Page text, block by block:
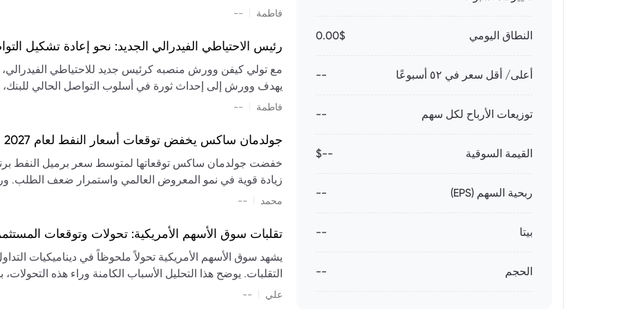
النطاق اليومي 0.00$
أعلى/ أقل سعر في ٥٢ أسبوعًا --
توزيعات الأرباح لكل سهم --
القيمة السوقية --$
ربحية السهم (EPS) --
بيتا --
الحجم --
تشكيل تقييم الصناعة، مع توقعات بارتفاع مستمر في الأسعار
فاطمة --
رئيس الاحتياطي الفيدرالي الجديد: نحو إعادة تشكيل
مع تولي كيفن وورش منصبه كرئيس جديد للاحتياطي الفيدرالي،
يهدف وورش إلى إحداث ثورة في أسلوب التواصل الحالي للبنك،
السياسة ويمنح البنك المركزي دوراً مبالغاً فيه. يسعى إلى
فاطمة --
جولدمان ساكس يخفض توقعات أسعار النفط لعام 2027 وسط تغيرات في العرض والطلب
زيادة قوية في نمو المعروض العالمي واستمرار ضعف الطلب.
العالمية في الربع الثاني
سابقًا. من المتوقع عودة صادرات دول الخليج إلى طبيعتها
عدم اليقين الجيوسياسي يمكن أن يؤدي إلى تقلبات سعرية
استمرار الاضطرابات، وسيناريوهات لانخفاض الأسعار في
إضافي.
محمد --
تقلبات سوق الأسهم الأمريكية: تحولات وتوقعات
يشهد سوق الأسهم الأمريكية تحولاً ملحوظاً في ديناميكيات
التقلبات. يوضح هذا التحليل الأسباب الكامنة وراء هذه
علي --